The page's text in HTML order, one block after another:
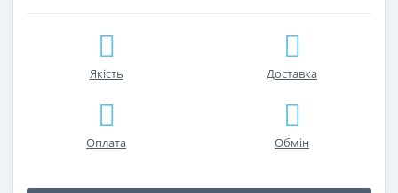
Якість Доставка
Оплата Обмін